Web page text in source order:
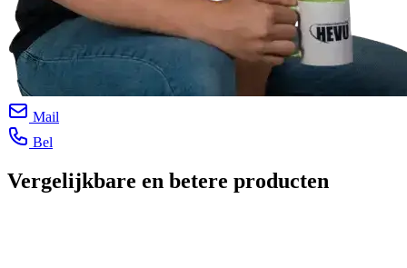
Mail
Bel
Vergelijkbare en betere producten